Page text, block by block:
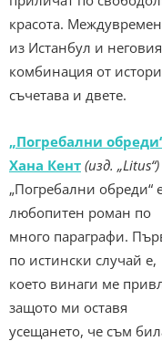
красота.
из Истанбул и
комбинация от
съчетава и двете.
„Погребални
Хана Кент (изд. „Litus“)
„Погребални обреди“
любопитен роман по
много параграфи.
по истински случай е,
което винаги ме
защото ми оставя
усещането, че съм